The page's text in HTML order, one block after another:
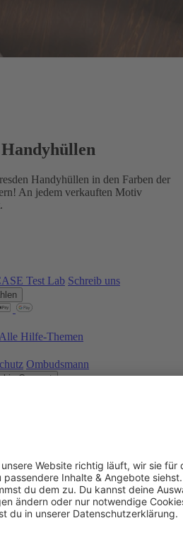
Handyhüllen in den Farben der
An jedem verkauften Motiv
Test Lab Schreib uns
Alle Hilfe-Themen
Ombudsmann
Consent
zzgl.